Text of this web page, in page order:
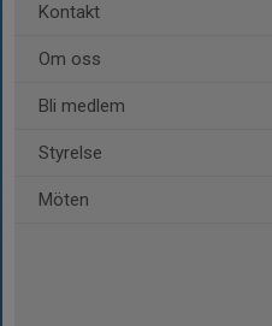
Kontakt
Om oss
Bli medlem
Styrelse
Möten